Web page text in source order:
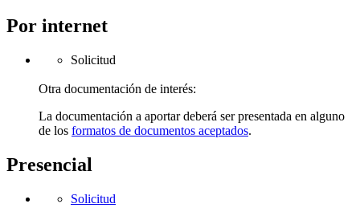
Por internet
Solicitud
Otra documentación de interés:
La documentación a aportar deberá ser presentada en alguno
de los formatos de documentos aceptados.
Presencial
Solicitud